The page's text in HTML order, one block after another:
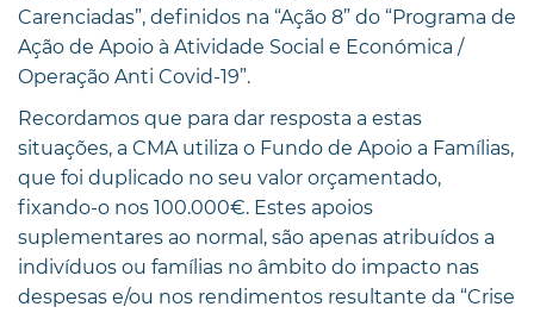
Carenciadas”, definidos na “Ação 8” do “Programa de
Ação de Apoio à Atividade Social e Económica /
Operação Anti Covid-19”.
Recordamos que para dar resposta a estas
situações, a CMA utiliza o Fundo de Apoio a Famílias,
que foi duplicado no seu valor orçamentado,
fixando-o nos 100.000€. Estes apoios
suplementares ao normal, são apenas atribuídos a
indivíduos ou famílias no âmbito do impacto nas
despesas e/ou nos rendimentos resultante da “Crise